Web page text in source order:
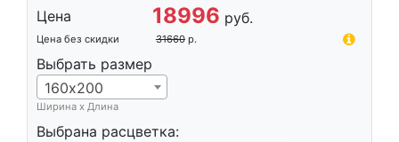
Цена 18996 руб.
Цена без скидки 31660 р.
Выбрать размер
160х200
Ширина х Длина
Выбрана расцветка: